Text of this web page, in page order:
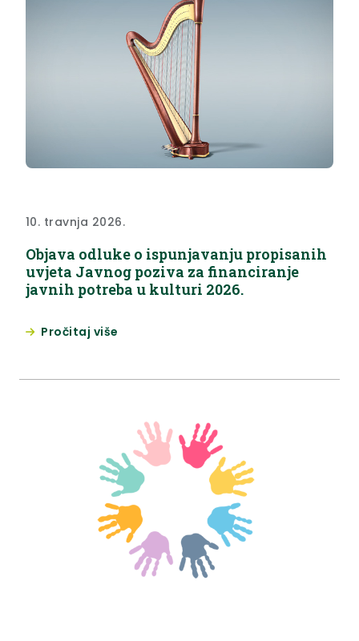
10. travnja 2026.
Objava odluke o ispunjavanju propisanih
uvjeta Javnog poziva za financiranje
javnih potreba u kulturi 2026.
Pročitaj više